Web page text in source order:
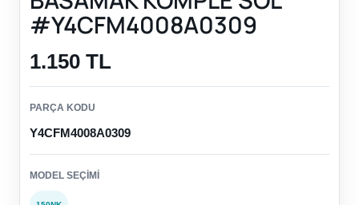
#Y4CFM4008A0309
1.150 TL
PARÇA KODU
Y4CFM4008A0309
MODEL SEÇIMI